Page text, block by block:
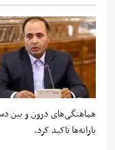
هماهنگی‌های درون و بین
یارانه‌ها تاکید کرد.